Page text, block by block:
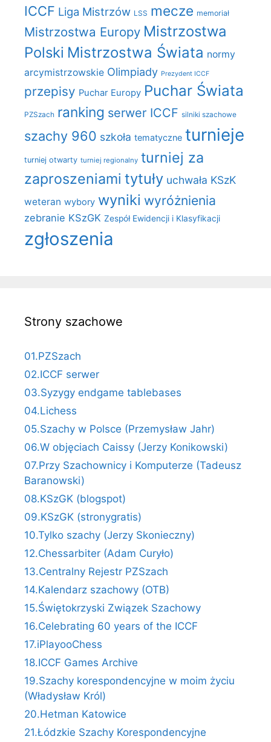
ICCF Liga Mistrzów LSS mecze memoriał
Mistrzostwa Europy Mistrzostwa
Polski Mistrzostwa Świata normy
arcymistrzowskie Olimpiady Prezydent ICCF
przepisy Puchar Europy Puchar Świata
PZSzach ranking serwer ICCF silniki szachowe
szachy 960 szkoła tematyczne turnieje
turniej otwarty turniej regionalny turniej za
zaproszeniami tytuły uchwała KSzK
weteran wybory wyniki wyróżnienia
zebranie KSzGK Zespół Ewidencji i Klasyfikacji
zgłoszenia
Strony szachowe
01.PZSzach
02.ICCF serwer
03.Syzygy endgame tablebases
04.Lichess
05.Szachy w Polsce (Przemysław Jahr)
06.W objęciach Caissy (Jerzy Konikowski)
07.Przy Szachownicy i Komputerze (Tadeusz
Baranowski)
08.KSzGK (blogspot)
09.KSzGK (stronygratis)
10.Tylko szachy (Jerzy Skonieczny)
12.Chessarbiter (Adam Curyło)
13.Centralny Rejestr PZSzach
14.Kalendarz szachowy (OTB)
15.Świętokrzyski Związek Szachowy
16.Celebrating 60 years of the ICCF
17.iPlayooChess
18.ICCF Games Archive
19.Szachy korespondencyjne w moim życiu
(Władysław Król)
20.Hetman Katowice
21.Łódzkie Szachy Korespondencyjne